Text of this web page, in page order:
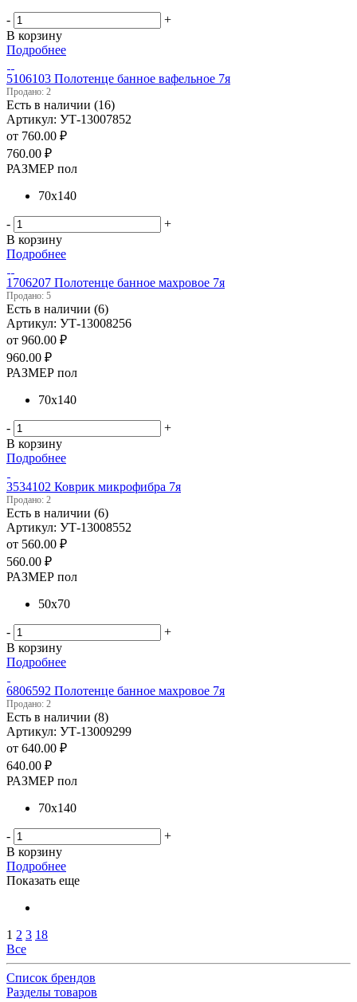
-
+
В корзину
Подробнее
5106103 Полотенце банное вафельное 7я
Продано: 2
Есть в наличии (16)
Артикул: УТ-13007852
от 760.00 ₽
760.00 ₽
РАЗМЕР пол
70х140
-
+
В корзину
Подробнее
1706207 Полотенце банное махровое 7я
Продано: 5
Есть в наличии (6)
Артикул: УТ-13008256
от 960.00 ₽
960.00 ₽
РАЗМЕР пол
70х140
-
+
В корзину
Подробнее
3534102 Коврик микрофибра 7я
Продано: 2
Есть в наличии (6)
Артикул: УТ-13008552
от 560.00 ₽
560.00 ₽
РАЗМЕР пол
50х70
-
+
В корзину
Подробнее
6806592 Полотенце банное махровое 7я
Продано: 2
Есть в наличии (8)
Артикул: УТ-13009299
от 640.00 ₽
640.00 ₽
РАЗМЕР пол
70х140
-
+
В корзину
Подробнее
Показать еще
1 2 3 18
Все
Список брендов
Разделы товаров